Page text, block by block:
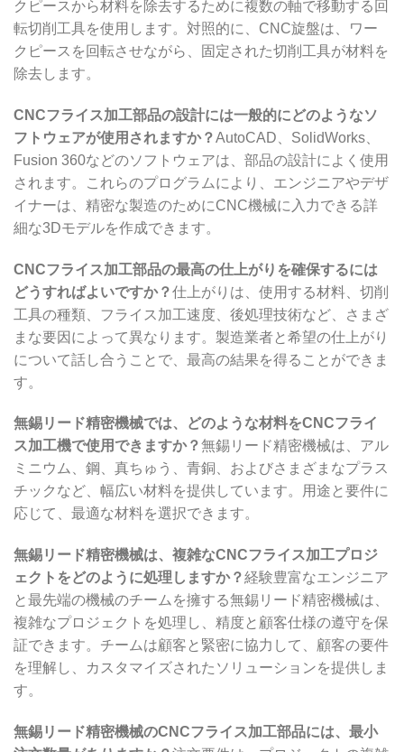
クピースから材料を除去するために複数の軸で移動する回
転切削工具を使用します。対照的に、CNC旋盤は、ワー
クピースを回転させながら、固定された切削工具が材料を
除去します。
CNCフライス加工部品の設計には一般的にどのようなソ
フトウェアが使用されますか？AutoCAD、SolidWorks、
Fusion 360などのソフトウェアは、部品の設計によく使用
されます。これらのプログラムにより、エンジニアやデザ
イナーは、精密な製造のためにCNC機械に入力できる詳
細な3Dモデルを作成できます。
CNCフライス加工部品の最高の仕上がりを確保するには
どうすればよいですか？仕上がりは、使用する材料、切削
工具の種類、フライス加工速度、後処理技術など、さまざ
まな要因によって異なります。製造業者と希望の仕上がり
について話し合うことで、最高の結果を得ることができま
す。
無錫リード精密機械では、どのような材料をCNCフライ
ス加工機で使用できますか？無錫リード精密機械は、アル
ミニウム、鋼、真ちゅう、青銅、およびさまざまなプラス
チックなど、幅広い材料を提供しています。用途と要件に
応じて、最適な材料を選択できます。
無錫リード精密機械は、複雑なCNCフライス加工プロジ
ェクトをどのように処理しますか？経験豊富なエンジニア
と最先端の機械のチームを擁する無錫リード精密機械は、
複雑なプロジェクトを処理し、精度と顧客仕様の遵守を保
証できます。チームは顧客と緊密に協力して、顧客の要件
を理解し、カスタマイズされたソリューションを提供しま
す。
無錫リード精密機械のCNCフライス加工部品には、最小